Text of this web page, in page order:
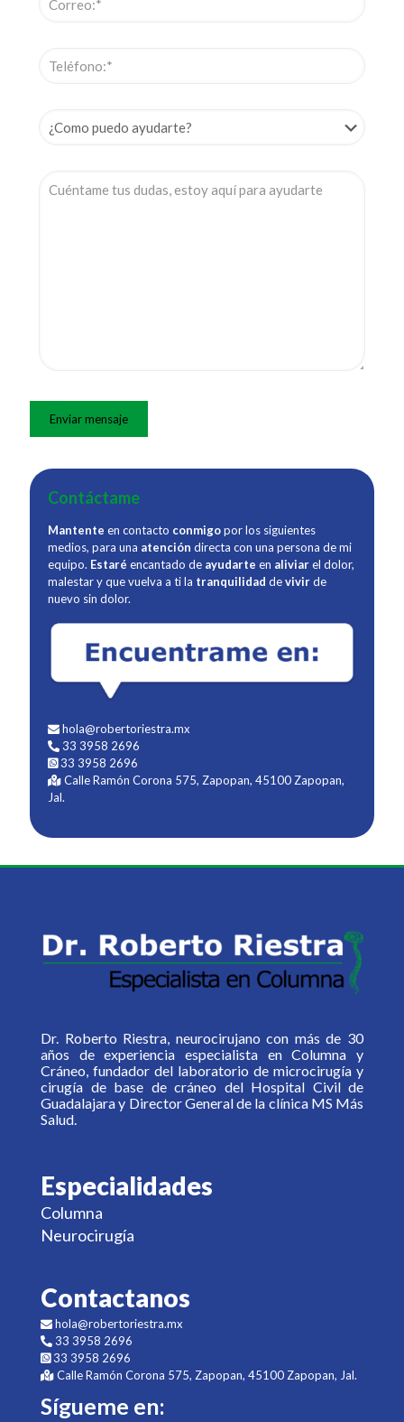
Contáctame
Mantente en contacto conmigopor los siguientes
medios, para una atención directa con una persona de mi
equipo. Estaré encantado de ayudarte en aliviarel dolor,
malestar y que vuelva a ti la tranquilidad devivirde
nuevo sin dolor.
hola@robertoriestra.mx
33 3958 2696
33 3958 2696
Calle Ramón Corona 575, Zapopan, 45100 Zapopan,
Jal.
Dr. Roberto Riestra, neurocirujano con más de 30
años de experiencia especialista en Columna y
Cráneo, fundador del laboratorio de microcirugía y
cirugía de base de cráneo del Hospital Civil de
Guadalajara y Director General de la clínica MS Más
Salud.
Especialidades
Columna
Neurocirugía
Contactanos
hola@robertoriestra.mx
33 3958 2696
33 3958 2696
Calle Ramón Corona 575, Zapopan, 45100 Zapopan, Jal.
Sígueme en: